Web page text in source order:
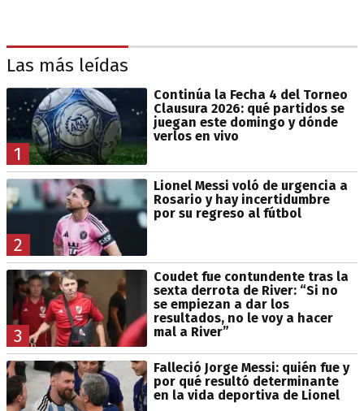
Las más leídas
1
Continúa la Fecha 4 del Torneo
Clausura 2026: qué partidos se
juegan este domingo y dónde
verlos en vivo
2
Lionel Messi voló de urgencia a
Rosario y hay incertidumbre
por su regreso al fútbol
3
Coudet fue contundente tras la
sexta derrota de River: “Si no
se empiezan a dar los
resultados, no le voy a hacer
mal a River”
Falleció Jorge Messi: quién fue y
por qué resultó determinante
en la vida deportiva de Lionel